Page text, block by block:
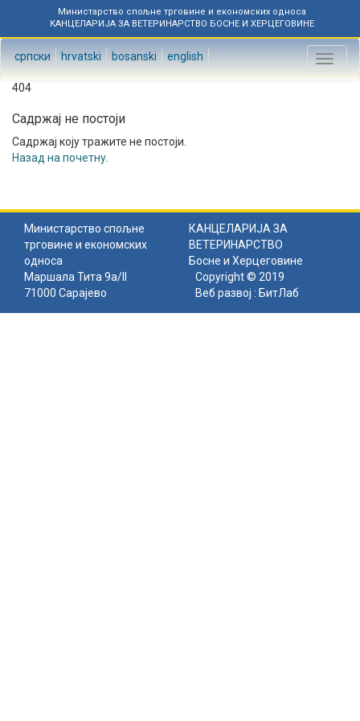
Министарство спољне трговине и економских односа
КАНЦЕЛАРИЈА ЗА ВЕТЕРИНАРСТВО БОСНЕ И ХЕРЦЕГОВИНЕ
српски hrvatski bosanski english
Toggle
404
Садржај не постоји
Садржај коју тражите не постоји.
Назад на почетну
Министарство спољне
трговине и економских
односа
КАНЦЕЛАРИЈА ЗА
ВЕТЕРИНАРСТВО
Босне и Херцеговине
Маршала Тита 9а/II
71000 Сарајево
Copyright © 2019
Веб развој : БитЛаб